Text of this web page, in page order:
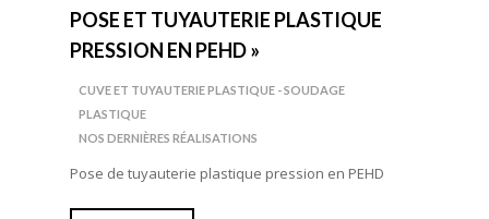
POSE ET TUYAUTERIE PLASTIQUE
PRESSION EN PEHD »
CUVE ET TUYAUTERIE PLASTIQUE - SOUDAGE
PLASTIQUE
NOS DERNIÈRES RÉALISATIONS
Pose de tuyauterie plastique pression en PEHD